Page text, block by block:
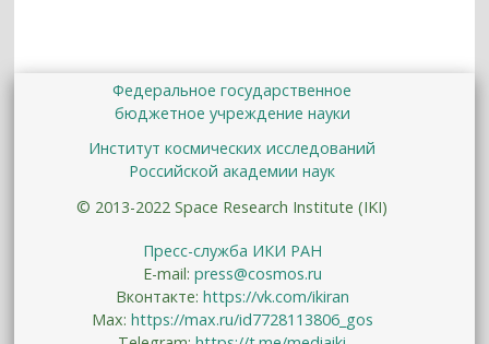
Федеральное государственное
бюджетное учреждение науки
Институт космических исследований
Российской академии наук
© 2013-2022 Space Research Institute (IKI)
Пресс-служба ИКИ РАН
E-mail: press@cosmos.ru
Вконтакте: https://vk.com/ikiran
Max: https://max.ru/id7728113806_gos